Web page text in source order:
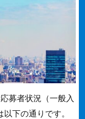
募者状況（一般入
下の通りです。